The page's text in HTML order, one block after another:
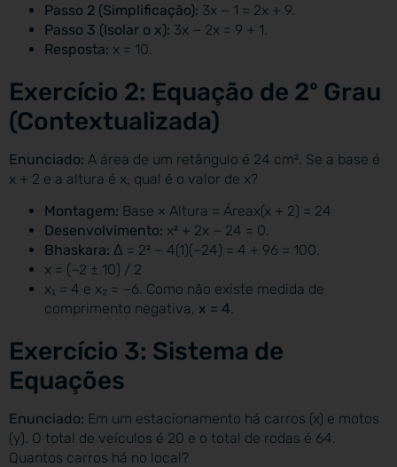
Passo 2 (Simplificação): 3x − 1 = 2x + 9.
Passo 3 (Isolar o x): 3x − 2x = 9 + 1.
Resposta: x = 10.
Exercício 2: Equação de 2º Grau
(Contextualizada)
Enunciado: A área de um retângulo é 24 cm². Se a base é
x + 2 e a altura é x, qual é o valor de x?
Montagem: Base × Altura = Áreax(x + 2) = 24
Desenvolvimento: x² + 2x − 24 = 0.
Bhaskara: Δ = 2² − 4(1)(−24) = 4 + 96 = 100.
x = (−2 ± 10) / 2
x₁ = 4 e x₂ = −6. Como não existe medida de
comprimento negativa, x = 4.
Exercício 3: Sistema de
Equações
Enunciado: Em um estacionamento há carros (x) e motos
(y). O total de veículos é 20 e o total de rodas é 64.
Quantos carros há no local?